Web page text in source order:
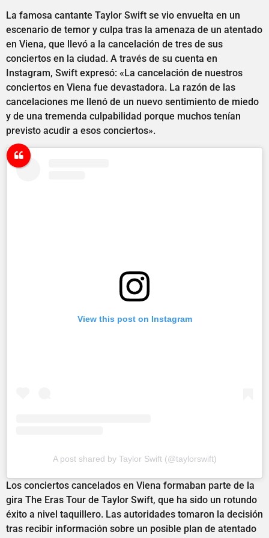
La famosa cantante Taylor Swift se vio envuelta en un
escenario de temor y culpa tras la amenaza de un atentado
en Viena, que llevó a la cancelación de tres de sus
conciertos en la ciudad. A través de su cuenta en
Instagram, Swift expresó: «La cancelación de nuestros
conciertos en Viena fue devastadora. La razón de las
cancelaciones me llenó de un nuevo sentimiento de miedo
y de una tremenda culpabilidad porque muchos tenían
previsto acudir a esos conciertos».
View this post on Instagram
A post shared by Taylor Swift (@taylorswift)
Los conciertos cancelados en Viena formaban parte de la
gira The Eras Tour de Taylor Swift, que ha sido un rotundo
éxito a nivel taquillero. Las autoridades tomaron la decisión
tras recibir información sobre un posible plan de atentado